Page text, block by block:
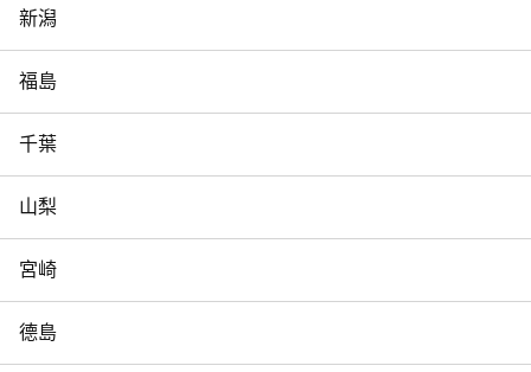
新潟
福島
千葉
山梨
宮崎
德島